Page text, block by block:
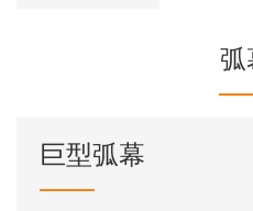
弧
巨型弧幕